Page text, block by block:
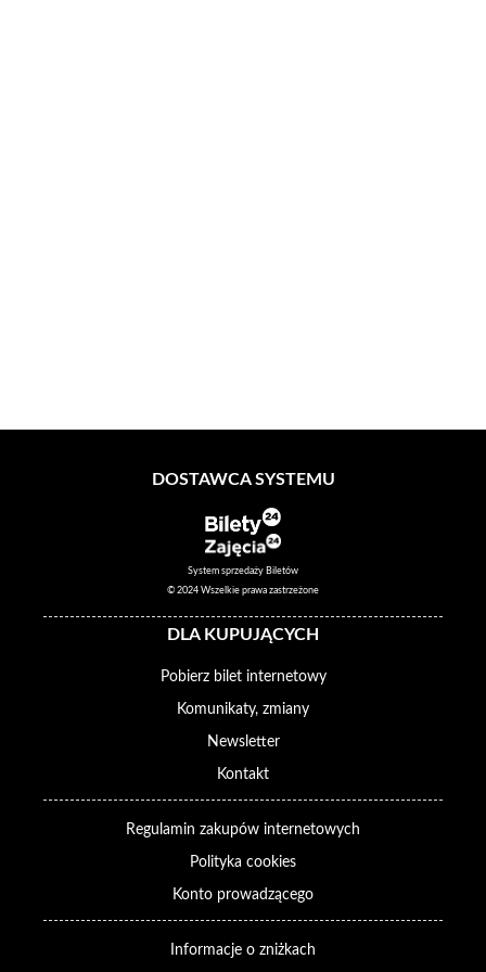
DOSTAWCA SYSTEMU
System sprzedaży Biletów
© 2024 Wszelkie prawa zastrzeżone
DLA KUPUJĄCYCH
Pobierz bilet internetowy
Komunikaty, zmiany
Newsletter
Kontakt
Regulamin zakupów internetowych
Polityka cookies
Konto prowadzącego
Informacje o zniżkach